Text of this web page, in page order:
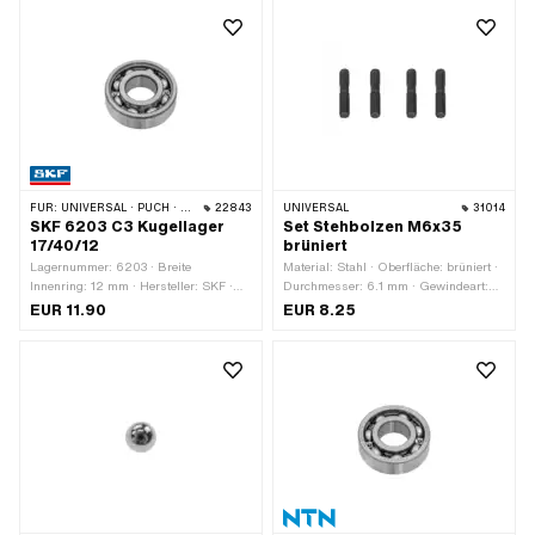
FÜR: UNIVERSAL · PUCH · TOMOS · ALPA CHOPPER / TURBO · CILO · MALAGUTI 22843
SKF 6203 C3 Kugellager
17/40/12
Lagernummer: 6203 · Breite
Innenring: 12 mm · Hersteller: SKF ·
Lagerluft: C3 · Lagerkäfig:
mm · Ø aussen: 40 mm · Ø innen: 17
EUR 11.90
UNIVERSAL 31014
Set Stehbolzen M6x35
brüniert
Material: Stahl · Oberfläche: brüniert ·
Durchmesser: 6.1 mm · Gewindeart:
M6x1 (Standardgewinde) ·
EUR 8.25